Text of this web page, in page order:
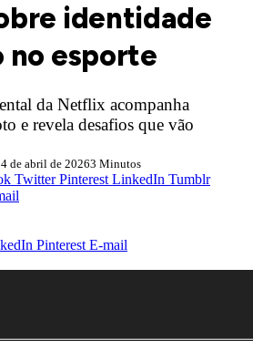
identidade
no esporte
da Netflix acompanha
e revela desafios que vão
de abril de 20263 Minutos
Twitter Pinterest LinkedIn Tumblr
Pinterest E-mail